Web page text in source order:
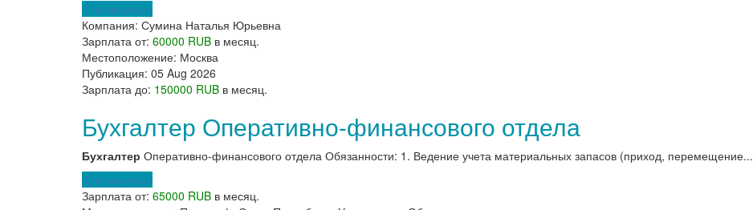
Откликнуться
Компания: Сумина Наталья Юрьевна
Зарплата от: 60000 RUB в месяц.
Местоположение: Москва
Публикация: 05 Aug 2026
Зарплата до: 150000 RUB в месяц.
Бухгалтер Оперативно-финансового отдела
Бухгалтер Оперативно-финансового отдела Обязанности: 1. Ведение учета материальных запасов (приход, перемещение...
Откликнуться
Зарплата от: 65000 RUB в месяц.